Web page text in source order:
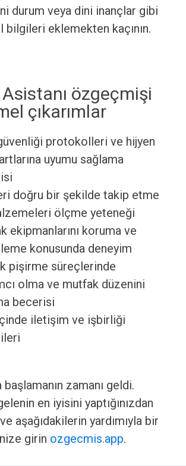
durum veya dini inançlar gibi
bilgileri eklemekten kaçının.
özgeçmişi
çıkarımlar
protokolleri ve hijyen
uyumu sağlama
doğru bir şekilde takip etme
ölçme yeteneği
ekipmanlarını koruma ve
konusunda deneyim
pişirme süreçlerinde
olma ve mutfak düzenini
becerisi
iletişim ve işbirliği
başlamanın zamanı geldi.
en iyisini yaptığınızdan
aşağıdakilerin yardımıyla bir
girin ozgecmis.app.